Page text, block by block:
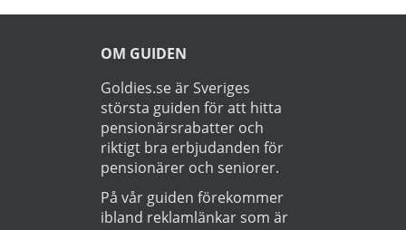
OM GUIDEN
Goldies.se är Sveriges
största guiden för att hitta
pensionärsrabatter och
riktigt bra erbjudanden för
pensionärer och seniorer.
På vår guiden förekommer
ibland reklamlänkar som är